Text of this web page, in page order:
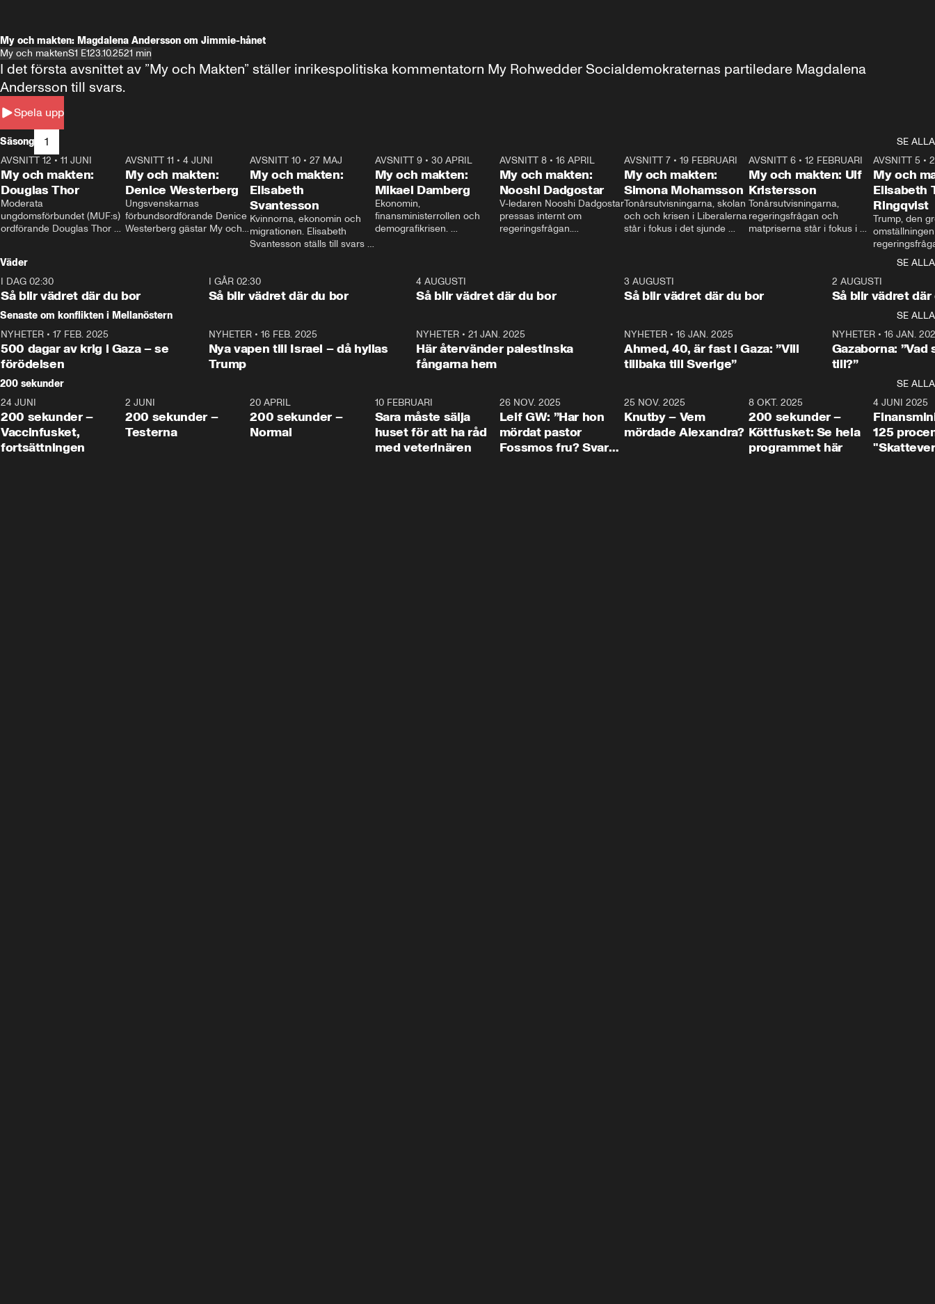
My och makten: Magdalena Andersson om Jimmie-hånet
My och maktenS1 E123.10.2521 min
Spela upp
I det första avsnittet av ”My och Makten” ställer inrikespolitiska kommentatorn My Rohwedder Socialdemokraternas partiledare Magdalena
Andersson till svars.
Säsong 1
SE ALLA
26:27
AVSNITT 12 • 11 JUNI
My och makten:
Douglas Thor
Moderata
ungdomsförbundet (MUF:s)
ordförande Douglas Thor
tonårsutvisningarna och hur
Moderaterna ska locka
väljare till valet i höst.
23:40
AVSNITT 11 •4 JUNI
My och makten:
Denice Westerberg
Ungsvenskarnas
förbundsordförande Denice
Westerberg gästar My och
AVSNITT 10 •27 MAJ
My och makten:
Elisabeth
Svantesson
Kvinnorna, ekonomin och
migrationen. Elisabeth
Svantesson ställs till svars
AVSNITT 9• 30 APRIL
My och makten:
Mikael Damberg
Ekonomin,
finansministerrollen och
demografikrisen.
och Makten.
AVSNITT 8• 16 APRIL
My och makten:
Nooshi Dadgostar
V-ledaren Nooshi Dadgostar
pressas internt om
regeringsfrågan.
– Vi ställer upp i val. Ska vi
vara med så sitter vi förstås
24:30
AVSNITT 7• 19 FEBRUARI
My och makten:
Simona Mohamsson
Tonårsutvisningarna, skolan
och och krisen i Liberalerna
står i fokus i det sjunde
kommentator My
Rohwedder ställer
utbildnings- och
Mohamsson till svars.
27:30
AVSNITT 6 •12 FEBRUARI
My och makten: Ulf
Kristersson
Tonårsutvisningarna,
regeringsfrågan och
matpriserna står i fokus i
Rohwedder ställer
statsminister Ulf Kristersson
AVSNITT 5 •
My och
Elisabeth
Ringqvist
Trump, den
centrum i
avsnittet av
Makten”. Se
Aftonbladets
Rohwedder
Thand Ring
Väder
SE ALLA
I DAG 02:30
Så blir vädret där du bor
1:06
I GÅR 02:30
Så blir vädret där du bor
4 AUGUSTI
Så blir vädret där du bor
3 AUGUSTI
Så blir vädret där du bor
2 AUGUSTI
Så blir vädret där
Senaste om konflikten i Mellanöstern
SE ALLA
NYHETER • 17 FEB. 2025
500 dagar av krig i Gaza – se
förödelsen
NYHETER• 16 FEB. 2025
Nya vapen till Israel – då hyllas
Trump
NYHETER •21 JAN. 2025
Här återvänder palestinska
fångarna hem
NYHETER• 16 JAN. 2025
Ahmed, 40, är fast i Gaza: ”Vill
tillbaka till Sverige”
NYHETER• 16 JAN.
Gazaborna:
till?”
200 sekunder
SE ALLA
5:00
24 JUNI
200 sekunder –
Vaccinfusket,
fortsättningen
4:23
2 JUNI
200 sekunder –
Testerna
20 APRIL
200 sekunder –
Normal
10 FEBRUARI
Sara måste sälja
huset för att ha råd
med veterinären
26 NOV. 2025
Leif GW: ”Har hon
mördat pastor
Fossmos fru? Svar
31:05
25 NOV. 2025
Knutby – Vem
mördade Alexandra?
4:29
8 OKT. 2025
200 sekunder –
Köttfusket: Se hela
programmet här
4 JUNI 2025
125